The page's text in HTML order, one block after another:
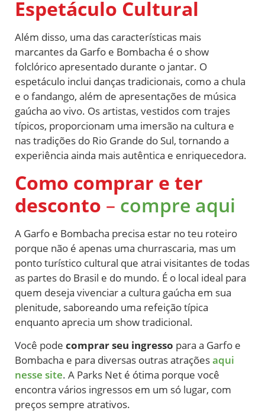
Espetáculo Cultural
Além disso, uma das características mais
marcantes da Garfo e Bombacha é o show
folclórico apresentado durante o jantar. O
espetáculo inclui danças tradicionais, como a chula
e o fandango, além de apresentações de música
gaúcha ao vivo. Os artistas, vestidos com trajes
típicos, proporcionam uma imersão na cultura e
nas tradições do Rio Grande do Sul, tornando a
experiência ainda mais autêntica e enriquecedora.
Como comprar e ter
desconto – compre aqui
A Garfo e Bombacha precisa estar no teu roteiro
porque não é apenas uma churrascaria, mas um
ponto turístico cultural que atrai visitantes de todas
as partes do Brasil e do mundo. É o local ideal para
quem deseja vivenciar a cultura gaúcha em sua
plenitude, saboreando uma refeição típica
enquanto aprecia um show tradicional.
Você pode comprar seu ingresso para a Garfo e
Bombacha e para diversas outras atraçõesaqui
nesse site. A Parks Net é ótima porque você
encontra vários ingressos em um só lugar, com
preços sempre atrativos.